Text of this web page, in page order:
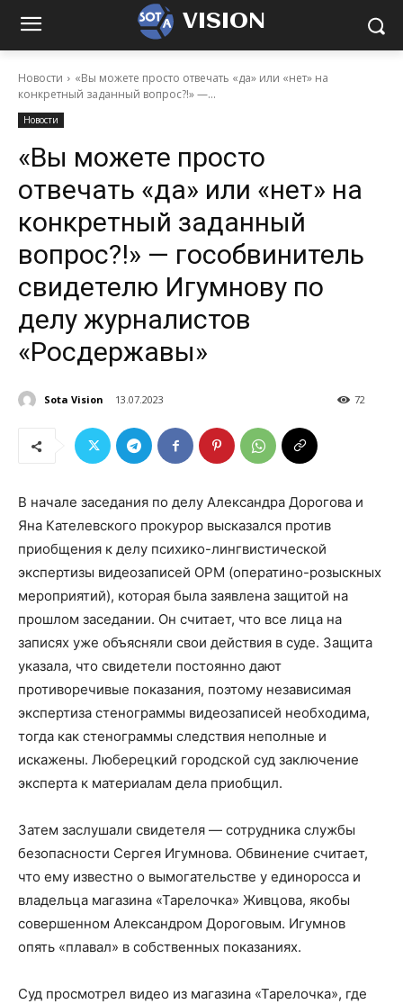
VISION
Новости
«Вы можете просто отвечать «да» или «нет» на
конкретный заданный вопрос?!» —...
Новости
«Вы можете просто
отвечать «да» или «нет» на
конкретный заданный
вопрос?!» — гособвинитель
свидетелю Игумнову по
делу журналистов
«Росдержавы»
Sota Vision 13.07.2023 72
В начале заседания по делу Александра Дорогова и
Яна Кателевского прокурор высказался против
приобщения к делу психико-лингвистической
экспертизы видеозаписей ОРМ (оператино-розыскных
мероприятий), которая была заявлена защитой на
прошлом заседании. Он считает, что все лица на
записях уже объясняли свои действия в суде. Защита
указала, что свидетели постоянно дают
противоречивые показания, поэтому независимая
экспертиза стенограммы видеозаписей необходима,
тогда как стенограммы следствия неполные и
искажены. Люберецкий городской суд заключение
эксперта к материалам дела приобщил.
Затем заслушали свидетеля — сотрудника службы
безопасности Сергея Игумнова. Обвинение считает,
что ему известно о вымогательстве у единоросса и
владельца магазина «Тарелочка» Живцова, якобы
совершенном Александром Дороговым. Игумнов
опять «плавал» в собственных показаниях.
Суд просмотрел видео из магазина «Тарелочка», где